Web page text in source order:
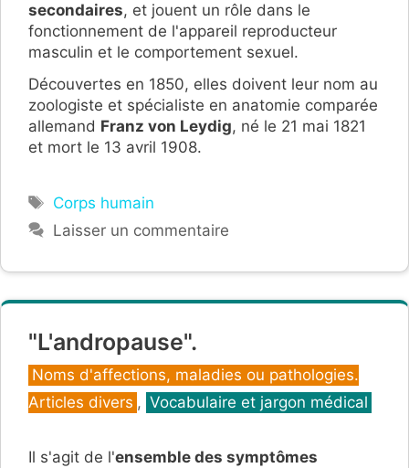
secondaires, et jouent un rôle dans le
fonctionnement de l'appareil reproducteur
masculin et le comportement sexuel.
Découvertes en 1850, elles doivent leur nom au
zoologiste et spécialiste en anatomie comparée
allemand Franz von Leydig, né le 21 mai 1821
et mort le 13 avril 1908.
Étiquettes
Corps humain
Laisser un commentaire
"L'andropause".
Catégories
Noms d'affections, maladies ou pathologies.
Articles divers , Vocabulaire et jargon médical
Il s'agit de l'ensemble des symptômes